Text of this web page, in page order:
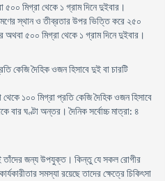
৫০০ মিগ্রা থেকে ১ গ্রাম দিনে দুইবার।
স্থান ও তীব্রতার উপর ভিত্তি করে ২৫০
অথবা ৫০০ মিগ্রা থেকে ১ গ্রাম দিনে দুইবার।
কেজি দৈহিক ওজন হিসাবে দুই বা চারটি
থেকে ১০০ মিগ্রা প্রতি কেজি দৈহিক ওজন হিসাবে
বার ঘণ্টা অন্তর। দৈনিক সর্বোচ্চ মাত্রা: ৪
তাঁদের জন্য উপযুক্ত। কিন্তু যে সকল রােগীর
সমস্যা রয়েছে তাদের ক্ষেত্রে চিকিৎসা